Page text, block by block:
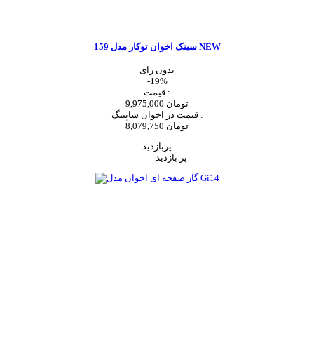
سینک اخوان توکار مدل 159 NEW
بدون رای
-19%
قیمت :
9,975,000 تومان
قیمت در اخوان شاپینگ :
8,079,750 تومان
پربازدید
پر بازدید